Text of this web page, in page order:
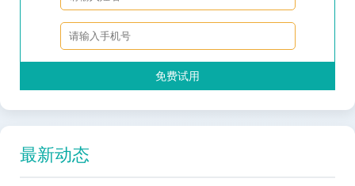
免费试用
最新动态